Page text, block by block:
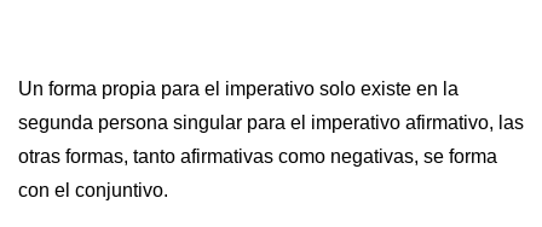
Un forma propia para el imperativo solo existe en la
segunda persona singular para el imperativo afirmativo, las
otras formas, tanto afirmativas como negativas, se forma
con el conjuntivo.